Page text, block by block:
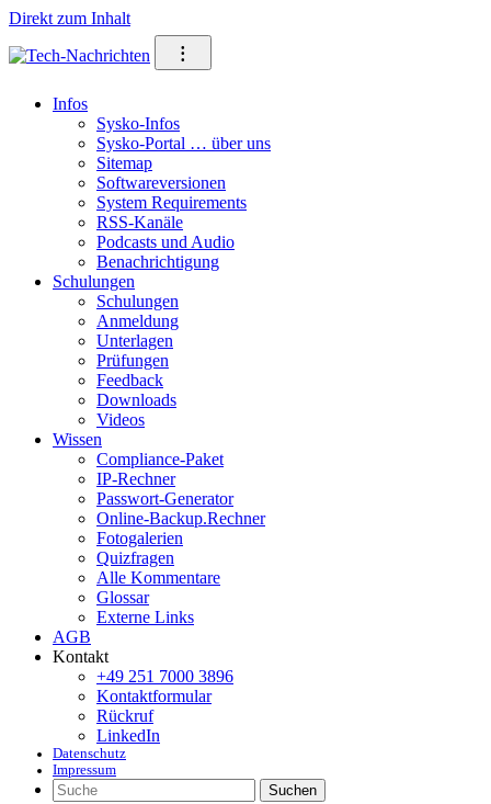
Direkt zum Inhalt
⁝
Infos
Sysko-Infos
Sysko-Portal … über uns
Sitemap
Softwareversionen
System Requirements
RSS-Kanäle
Podcasts und Audio
Benachrichtigung
Schulungen
Schulungen
Anmeldung
Unterlagen
Prüfungen
Feedback
Downloads
Videos
Wissen
Compliance-Paket
IP-Rechner
Passwort-Generator
Online-Backup.Rechner
Fotogalerien
Quizfragen
Alle Kommentare
Glossar
Externe Links
AGB
Kontakt
+49 251 7000 3896
Kontaktformular
Rückruf
LinkedIn
Datenschutz
Impressum
Suchen